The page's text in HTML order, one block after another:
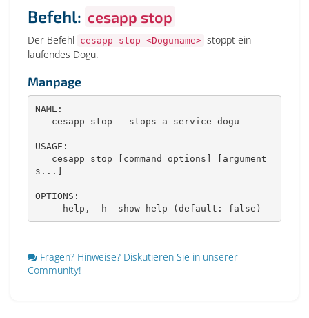
Befehl: cesapp stop
Der Befehl cesapp stop <Doguname> stoppt ein
laufendes Dogu.
Manpage
NAME:
USAGE:
s...]
OPTIONS:
   --help, -h  show help (default: false)
Fragen? Hinweise? Diskutieren Sie in unserer
Community!